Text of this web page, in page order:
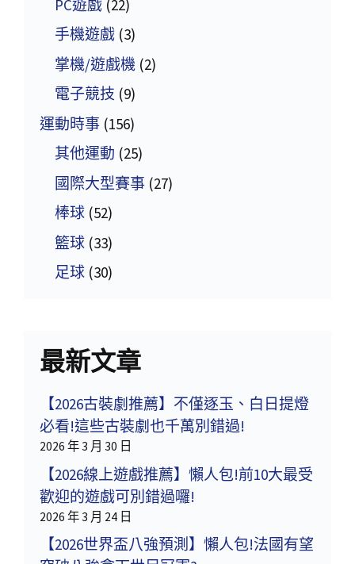
PC遊戲 (22)
手機遊戲 (3)
掌機/遊戲機 (2)
電子競技 (9)
運動時事 (156)
其他運動 (25)
國際大型賽事 (27)
棒球 (52)
籃球 (33)
足球 (30)
最新文章
【2026古裝劇推薦】不僅逐玉、白日提燈
必看!這些古裝劇也千萬別錯過!
2026 年 3 月 30 日
【2026線上遊戲推薦】懶人包!前10大最受
歡迎的遊戲可別錯過囉!
2026 年 3 月 24 日
【2026世界盃八強預測】懶人包!法國有望